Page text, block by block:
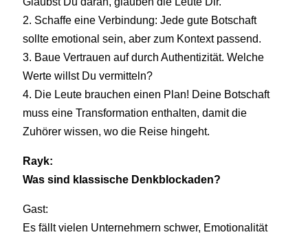
2. Schaffe eine Verbindung: Jede gute Botschaft
sollte emotional sein, aber zum Kontext passend.
3. Baue Vertrauen auf durch Authentizität. Welche
Werte willst Du vermitteln?
4. Die Leute brauchen einen Plan! Deine Botschaft
muss eine Transformation enthalten, damit die
Zuhörer wissen, wo die Reise hingeht.
Rayk:
Was sind klassische Denkblockaden?
Gast:
Es fällt vielen Unternehmern schwer, Emotionalität